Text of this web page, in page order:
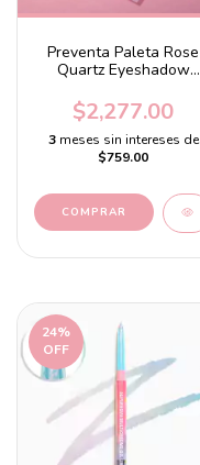
Preventa Paleta Rose
Quartz Eyeshadow
$2,277.00
3 meses sin intereses de
$759.00
24%
OFF